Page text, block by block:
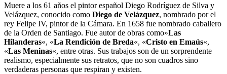
Muere a los 61 años el pintor español Diego Rodríguez de Silva y
Velázquez, conocido como Diego de Velázquez, nombrado por el
rey Felipe IV, pintor de la Cámara. En 1658 fue nombrado caballero
de la Orden de Santiago. Fue autor de obras como»Las
Hilanderas«, «La Rendición de Breda«, «Cristo en Emaús«,
«Las Meninas«, entre otras. Sus trabajos son de un sorprendente
realismo, especialmente sus retratos, que no son cuadros sino
verdaderas personas que respiran y existen.